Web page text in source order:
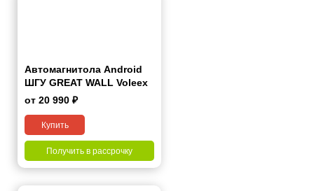
Автомагнитола Android
ШГУ GREAT WALL Voleex
C30 2012-2014 7“
от 20 990 ₽
Купить
Получить в рассрочку